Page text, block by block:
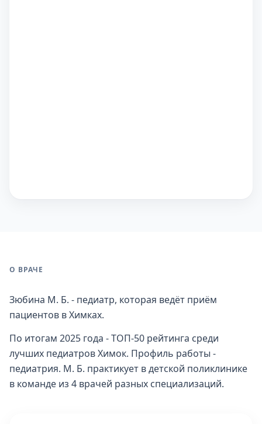
О ВРАЧЕ
Зюбина М. Б. - педиатр, которая ведёт приём
пациентов в Химках.
По итогам 2025 года - ТОП-50 рейтинга среди
лучших педиатров Химок. Профиль работы -
педиатрия. М. Б. практикует в детской поликлинике
в команде из 4 врачей разных специализаций.